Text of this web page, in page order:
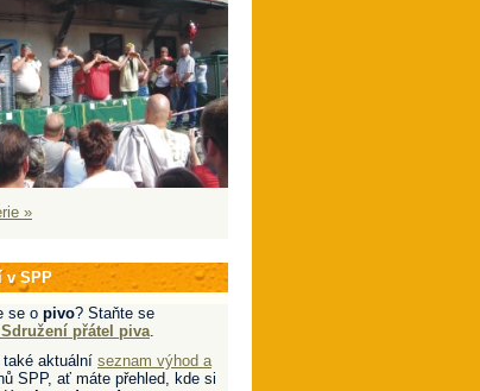
»
v SPP
se o pivo? Staňte se
přátel piva.
také aktuální seznam výhod a
SPP, ať máte přehled, kde si